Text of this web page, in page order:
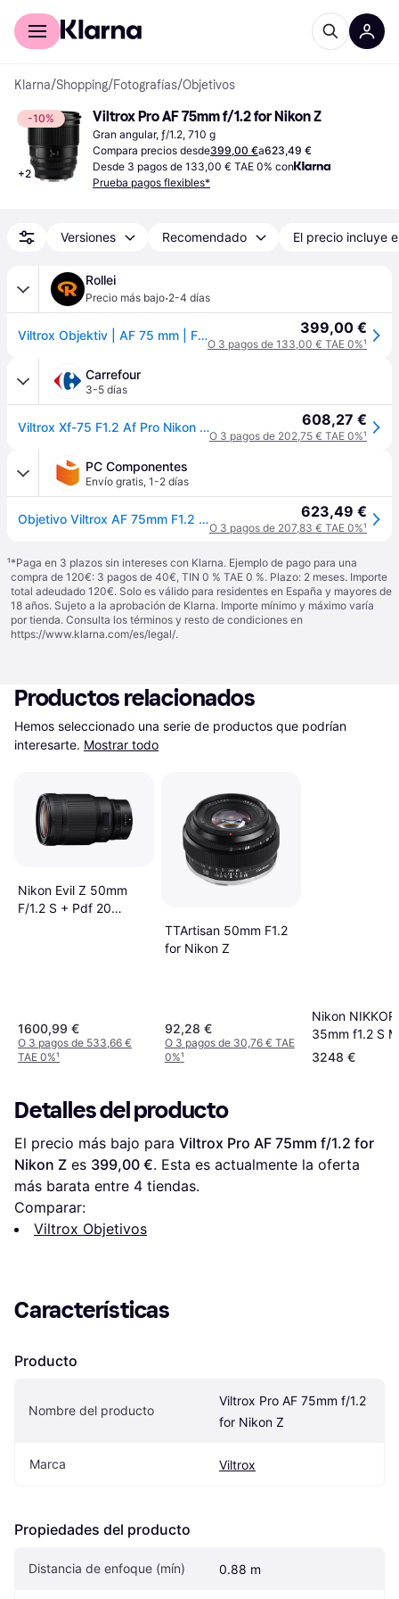
Comprar con Klarna
Klarna/Shopping/Fotografías/Objetivos
-10%
+2
Viltrox Pro AF 75mm f/1.2 for Nikon Z
Gran angular, ƒ/1.2, 710 g
Compara precios desde399,00 €a623,49 €
Desde 3 pagos de 133,00 € TAE 0% con
Prueba pagos flexibles*
Versiones Recomendado El precio incluye
Rollei
Precio más bajo·2-4 días
Viltrox Objektiv | AF 75 mm | F/1.2 Pro Z DX | Nikon Z-Mount 399,00 €
O 3 pagos de 133,00 € TAE 0%¹
Carrefour
3-5 días
Viltrox Xf-75 F1.2 Af Pro Nikon Montura Z Aps-c 608,27 €
O 3 pagos de 202,75 € TAE 0%¹
PC Componentes
Envío gratis, 1-2 días
Objetivo Viltrox AF 75mm F1.2 Pro Montura Nikon Z APS-C Negro 623,49 €
O 3 pagos de 207,83 € TAE 0%¹
¹*Paga en 3 plazos sin intereses con Klarna. Ejemplo de pago para una
compra de 120€: 3 pagos de 40€, TIN 0 % TAE 0 %. Plazo: 2 meses. Importe
total adeudado 120€. Solo es válido para residentes en España y mayores de
18 años. Sujeto a la aprobación de Klarna. Importe mínimo y máximo varía
por tienda. Consulta los términos y resto de condiciones en
https://www.klarna.com/es/legal/.
Productos relacionados
Hemos seleccionado una serie de productos que podrían
interesarte. Mostrar todo
Nikon Evil Z 50mm
F/1.2 S + Pdf 20
1600,99 €
O 3 pagos de 533,66 €
TAE 0%¹
TTArtisan 50mm F1.2
for Nikon Z
92,28 €
O 3 pagos de 30,76 € TAE
0%¹
Nikon NIKKOR
35mm f1.2 S
Grand-angle
3248 €
Detalles del producto
El precio más bajo para Viltrox Pro AF 75mm f/1.2 for
Nikon Z es 399,00 €. Esta es actualmente la oferta
más barata entre 4 tiendas.
Comparar:
Viltrox Objetivos
Características
Producto
Nombre del producto
Viltrox Pro AF 75mm f/1.2
for Nikon Z
Marca Viltrox
Propiedades del producto
Distancia de enfoque (mín) 0.88 m